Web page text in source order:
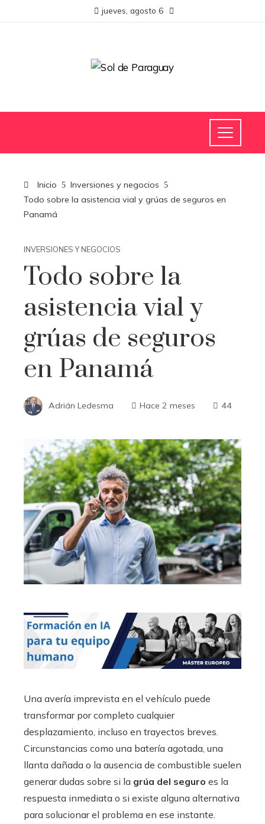
jueves, agosto 6
Inicio
Inversiones y negocios
Todo sobre la asistencia vial y grúas de seguros en
Panamá
INVERSIONES Y NEGOCIOS
Todo sobre la
asistencia vial y
grúas de seguros
en Panamá
Adrián Ledesma Hace 2 meses 44
Una avería imprevista en el vehículo puede
transformar por completo cualquier
desplazamiento, incluso en trayectos breves.
Circunstancias como una batería agotada, una
llanta dañada o la ausencia de combustible suelen
generar dudas sobre si la grúa del seguro es la
respuesta inmediata o si existe alguna alternativa
para solucionar el problema en ese instante.